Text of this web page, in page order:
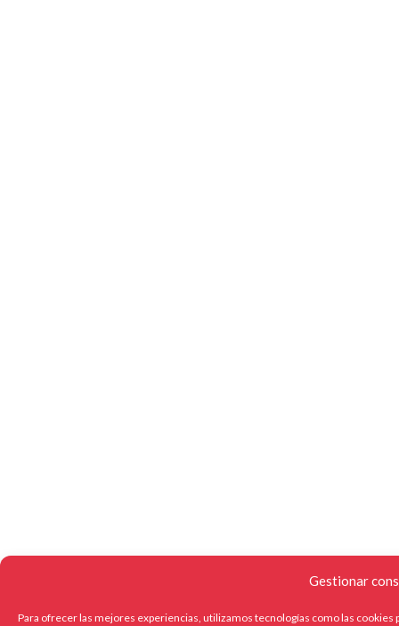
Gestionar
Para ofrecer las mejores experiencias, utilizamos tecnologías como las cookies